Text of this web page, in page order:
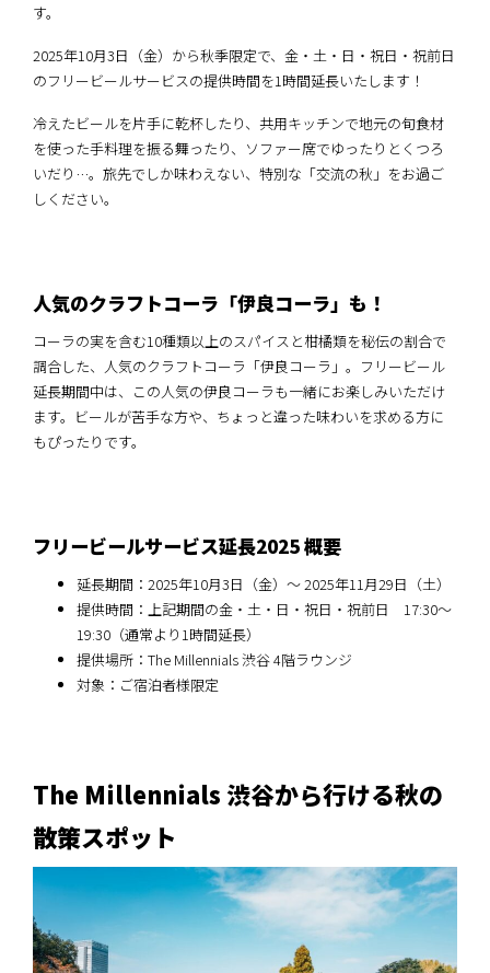
す。
2025年10月3日（金）から秋季限定で、金・土・日・祝日・祝前日
のフリービールサービスの提供時間を1時間延長いたします！
冷えたビールを片手に乾杯したり、共用キッチンで地元の旬食材
を使った手料理を振る舞ったり、ソファー席でゆったりとくつろ
いだり…。旅先でしか味わえない、特別な「交流の秋」をお過ご
しください。
人気のクラフトコーラ「伊良コーラ」も！
コーラの実を含む10種類以上のスパイスと柑橘類を秘伝の割合で
調合した、人気のクラフトコーラ「伊良コーラ」。フリービール
延長期間中は、この人気の伊良コーラも一緒にお楽しみいただけ
ます。ビールが苦手な方や、ちょっと違った味わいを求める方に
もぴったりです。
フリービールサービス延長2025 概要
延長期間：2025年10月3日（金）～ 2025年11月29日（土）
提供時間：上記期間の金・土・日・祝日・祝前日 17:30～
19:30（通常より1時間延長）
提供場所：The Millennials 渋谷 4階ラウンジ
対象：ご宿泊者様限定
The Millennials 渋谷から行ける秋の
散策スポット